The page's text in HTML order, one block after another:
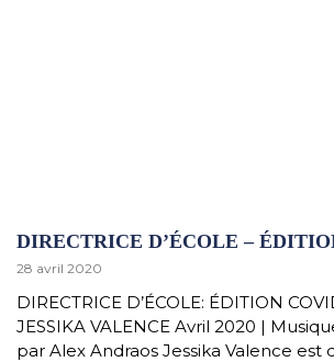
DIRECTRICE D’ÉCOLE –
28 avril 2020
DIRECTRICE D’ÉCOLE: ÉDITION
JESSIKA VALENCE Avril 2020 |
par Alex Andraos Jessika Valence est